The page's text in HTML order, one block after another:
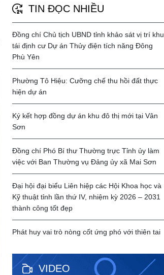
TIN ĐỌC NHIỀU
Đồng chí Chủ tịch UBND tỉnh khảo sát vị trí khu
tái định cư Dự án Thủy điện tích năng Đông
Phù Yên
Phường Tô Hiệu: Cưỡng chế thu hồi đất thực
hiện dự án
Ký kết hợp đồng dự án khu đô thị mới tại Vân
Sơn
Đồng chí Phó Bí thư Thường trực Tỉnh ủy làm
việc với Ban Thường vụ Đảng ủy xã Mai Sơn
Đại hội đại biểu Liên hiệp các Hội Khoa học và
Kỹ thuật tỉnh lần thứ IV, nhiệm kỳ 2026 – 2031
thành công tốt đẹp
Phát huy vai trò nòng cốt ứng phó với thiên tai
VIDEO